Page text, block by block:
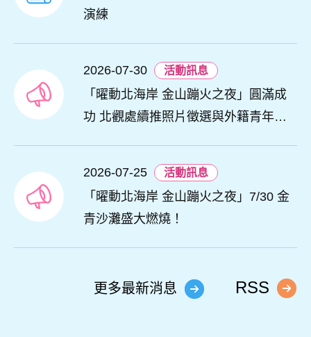
演練
2026-07-30 活動訊息
「曜動北海岸 金山蹦火之夜」圓滿成
功 北觀處續推照片徵選與外籍青年免
2026-07-25 活動訊息
「曜動北海岸 金山蹦火之夜」7/30 金
青沙灘盛大燃燒！
更多最新消息 RSS